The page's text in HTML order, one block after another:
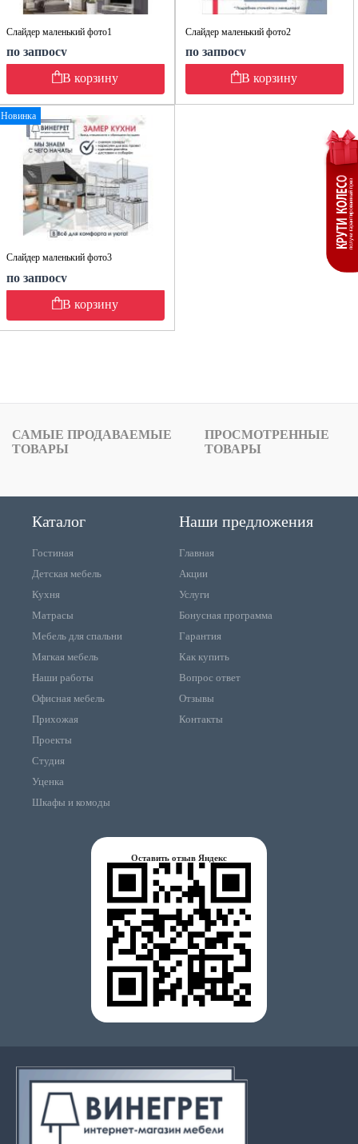
Слайдер маленький фото1
по запросу
В корзину
Слайдер маленький фото2
по запросу
В корзину
Новинка
Слайдер маленький фото3
по запросу
В корзину
САМЫЕ ПРОДАВАЕМЫЕ
ТОВАРЫ
ПРОСМОТРЕННЫЕ
ТОВАРЫ
Каталог
Гостиная
Детская мебель
Кухня
Матрасы
Мебель для спальни
Мягкая мебель
Наши работы
Офисная мебель
Прихожая
Проекты
Студия
Уценка
Шкафы и комоды
Наши предложения
Главная
Акции
Услуги
Бонусная программа
Гарантия
Как купить
Вопрос ответ
Отзывы
Контакты
Оставить отзыв Яндекс